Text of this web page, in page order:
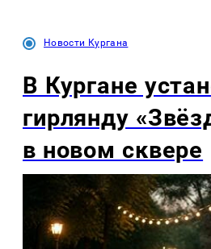
Новости Кургана
В Кургане
гирлянду
в новом сквере